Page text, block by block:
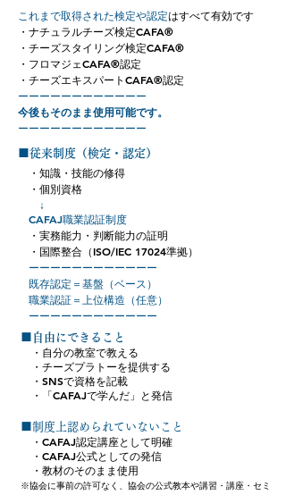
これまで取得された検定や認定はすべて有効です
・ナチュラルチーズ検定CAFA®
・チーズスタイリング検定CAFA®
・フロマジェCAFA®認定
・チーズエキスパートCAFA®認定
​ーーー​ーーー​ーーー​ーーー
今後もそのまま使用可能です。
​ーーー​ーーー​ーーー​ーーー
■従来制度（検定・認定）
・知識・技能の修得
・個別資格
↓
CAFAJ職業認証制度
・実務能力・判断能力の証明
・国際整合（ISO/IEC 17024準拠）
​ ーーー​ーーー​ーーー​ーーー
既存認定＝基盤（ベース）
職業認証＝上位構造（任意）
​ ーーー​ーーー​ーーー​ーーー
■自由にできること
・自分の教室で教える
・チーズプラトーを提供する
・SNSで資格を記載
・「CAFAJで学んだ」と発信
■制度上認められていないこと
・CAFAJ認定講座として明確
・CAFAJ公式としての発信
・教材のそのまま使用
※協会に事前の許可なく、協会の公式教本や講習・講座・セミ